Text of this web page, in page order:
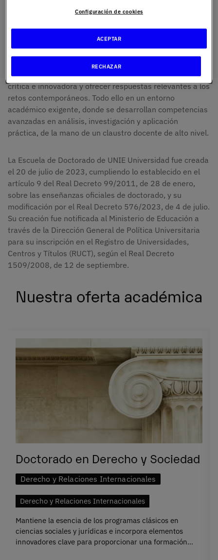
internacional, dentro delecosistema de I+D+i.
Un doctorado en UNIE esmucho más que una etapa
. Es una plataforma para generar impacto,
transformar entornos y liderar el futuro en cada
disciplina. Están diseñados para profundizar en el
conocimiento especializado, fomentar una mentalidad
crítica e innovadora y ofrecer respuestas relevantes a los
retos contemporáneos. Todo ello en un entorno
académico exigente, donde se desarrollan competencias
avanzadas en análisis, investigación y aplicación
práctica, de la mano de un claustro docente de alto nivel.
La Escuela de Doctorado de UNIE Universidad fue creada
el 20 de julio de 2023, cumpliendo lo establecido en el
artículo 9 del Real Decreto 99/2011, de 28 de enero,
sobre las enseñanzas oficiales de doctorado, y su
modificación por el Real Decreto 576/2023, de 4 de julio.
Su creación fue notificada al Ministerio de Educación a
través de la Dirección General de Política Universitaria
para su inscripción en el Registro de Universidades,
Centros y Títulos (RUCT), según el Real Decreto
1509/2008, de 12 de septiembre.
Nuestra oferta académica
Doctorado en Derecho y Sociedad
Derecho y Relaciones Internacionales
Derecho y Relaciones Internacionales
Mantiene la esencia de los programas clásicos en
ciencias sociales y jurídicas e incorpora elementos
innovadores clave para proporcionar una formación
Configuración de cookies
RECHAZAR
ACEPTAR